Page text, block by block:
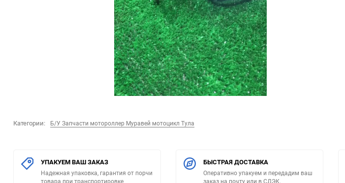
Категории: Б/У Запчасти мотороллер Муравей мотоцикл Тула
УПАКУЕМ ВАШ ЗАКАЗ
Надежная упаковка, гарантия от порчи
товара при транспортировке
БЫСТРАЯ ДОСТАВКА
Оперативно упакуем и передадим ваш
заказ на почту или в СДЭК.